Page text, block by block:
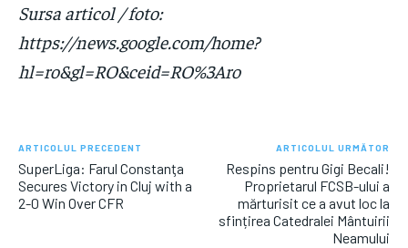
Sursa articol / foto:
https://news.google.com/home?
hl=ro&gl=RO&ceid=RO%3Aro
ARTICOLUL PRECEDENT
SuperLiga: Farul Constanţa
Secures Victory in Cluj with a
2-0 Win Over CFR
ARTICOLUL URMĂTOR
Respins pentru Gigi Becali!
Proprietarul FCSB-ului a
mărturisit ce a avut loc la
sfințirea Catedralei Mântuirii
Neamului